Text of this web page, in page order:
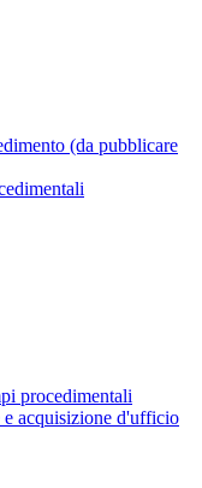
(da pubblicare
procedimentali
acquisizione d'ufficio